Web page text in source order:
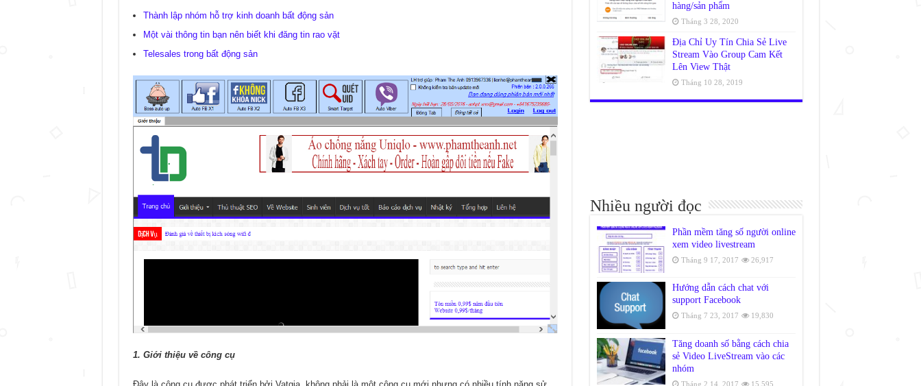
Thành lập nhóm hỗ trợ kinh doanh bất động sản
Một vài thông tin bạn nên biết khi đăng tin rao vặt
Telesales trong bất động sản
1. Giới thiệu về công cụ
hàng/sản phẩm
Tháng 3 28, 2020
Địa Chỉ Uy Tín Chia Sẻ Live
Stream Vào Group Cam Kết
Lên View Thật
Tháng 10 28, 2019
Nhiều người đọc
Phần mềm tăng số người online
xem video livestream
Tháng 9 17, 2017 26,917
Hướng dẫn cách chat với
support Facebook
Tháng 7 23, 2017 19,830
Tăng doanh số bằng cách chia
sẻ Video LiveStream vào các
nhóm
Tháng 2 14, 2017 15,595